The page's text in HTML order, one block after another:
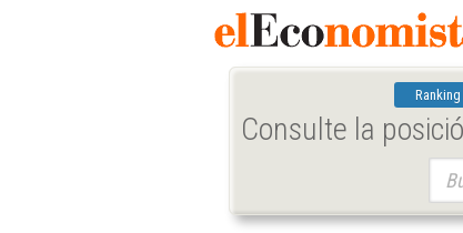
Consulte la